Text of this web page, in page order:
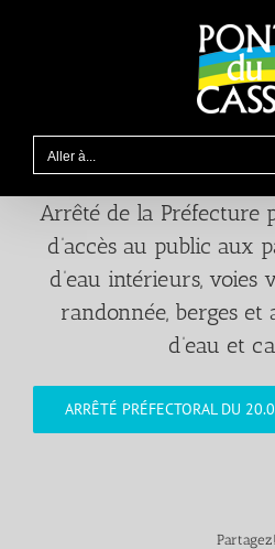
Aller à...
Arrêté de la Préfecture
d’accès au public aux
d’eau intérieurs, voies
randonnée, berges et
d’eau et
ARRÊTÉ PRÉFECTORAL DU
Partagez!